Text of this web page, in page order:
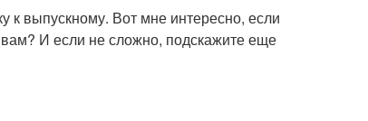
к выпускному. Вот мне интересно, если
И если не сложно, подскажите еще